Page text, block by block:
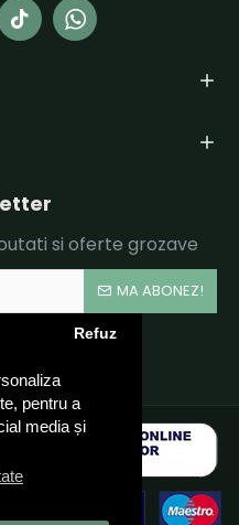
pentru a
media și
Refuz
si oferte grozave
MA ABONEZ!